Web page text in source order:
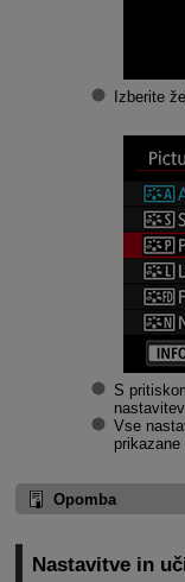
Izberite
S
Vse
Opomba
Nastavitve in